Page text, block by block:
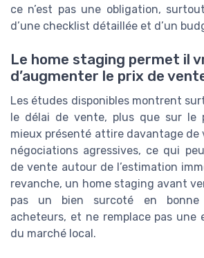
ce n’est pas une obligation,
d’une checklist détaillée et d’un
Le home staging permet il
d’augmenter le prix de
Les études disponibles montrent
le délai de vente, plus que sur le
mieux présenté attire davantage de
négociations agressives, ce qui
de vente autour de l’estimation
revanche, un home staging avant
pas un bien surcoté en
acheteurs, et ne remplace pas une
du marché local.